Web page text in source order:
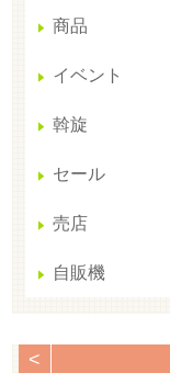
商品
イベント
斡旋
セール
売店
自販機
<